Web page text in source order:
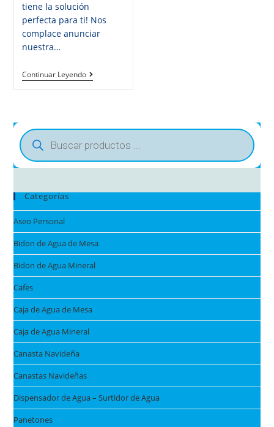
tiene la solución
perfecta para ti! Nos
complace anunciar
nuestra…
Continuar Leyendo
Categorías
Aseo Personal
Bidon de Agua de Mesa
Bidon de Agua Mineral
Cafes
Caja de Agua de Mesa
Caja de Agua Mineral
Canasta Navideña
Canastas Navideñas
Dispensador de Agua – Surtidor de Agua
Panetones